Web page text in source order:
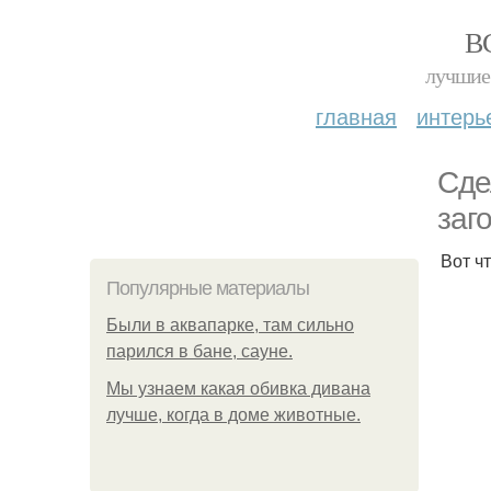
лучшие
главная
Популярные материалы
Были в аквапарке, там сильно
парился в бане, сауне.
Мы узнаем какая обивка дивана
лучше, когда в доме животные.
Вот